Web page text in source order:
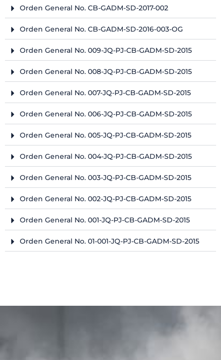
Orden General No. CB-GADM-SD-2017-002
Orden General No. CB-GADM-SD-2016-003-OG
Orden General No. 009-JQ-PJ-CB-GADM-SD-2015
Orden General No. 008-JQ-PJ-CB-GADM-SD-2015
Orden General No. 007-JQ-PJ-CB-GADM-SD-2015
Orden General No. 006-JQ-PJ-CB-GADM-SD-2015
Orden General No. 005-JQ-PJ-CB-GADM-SD-2015
Orden General No. 004-JQ-PJ-CB-GADM-SD-2015
Orden General No. 003-JQ-PJ-CB-GADM-SD-2015
Orden General No. 002-JQ-PJ-CB-GADM-SD-2015
Orden General No. 001-JQ-PJ-CB-GADM-SD-2015
Orden General No. 01-001-JQ-PJ-CB-GADM-SD-2015